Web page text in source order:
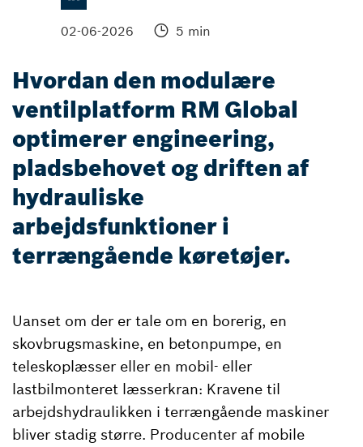
02-06-2026 5 min
Hvordan den modulære
ventilplatform RM Global
optimerer engineering,
pladsbehovet og driften af
hydrauliske
arbejdsfunktioner i
terrængående køretøjer.
Uanset om der er tale om en borerig, en
skovbrugsmaskine, en betonpumpe, en
teleskoplæsser eller en mobil- eller
lastbilmonteret læsserkran: Kravene til
arbejdshydraulikken i terrængående maskiner
bliver stadig større. Producenter af mobile